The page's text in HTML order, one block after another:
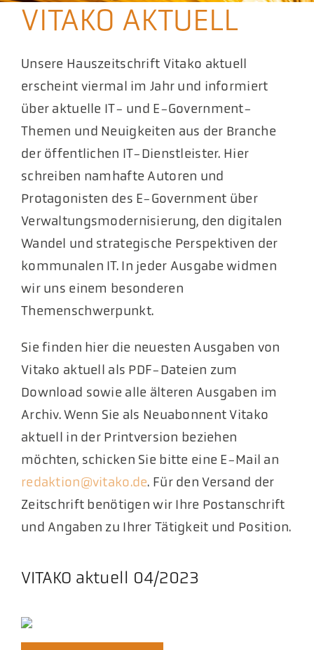
Aktuelles
Podcast
VITAKO AKTUELL
Unsere Hauszeitschrift Vitako aktuell
erscheint viermal im Jahr und informiert
über aktuelle IT- und E-Government-
Themen und Neuigkeiten aus der Branche
der öffentlichen IT-Dienstleister. Hier
schreiben namhafte Autoren und
Protagonisten des E-Government über
Verwaltungsmodernisierung, den digitalen
Wandel und strategische Perspektiven der
kommunalen IT. In jeder Ausgabe widmen
wir uns einem besonderen
Themenschwerpunkt.
Sie finden hier die neuesten Ausgaben von
Vitako aktuell als PDF-Dateien zum
Download sowie alle älteren Ausgaben im
Archiv. Wenn Sie als Neuabonnent Vitako
aktuell in der Printversion beziehen
möchten, schicken Sie bitte eine E-Mail an
redaktion@vitako.de. Für den Versand der
Zeitschrift benötigen wir Ihre Postanschrift
und Angaben zu Ihrer Tätigkeit und Position.
VITAKO aktuell 04/2023